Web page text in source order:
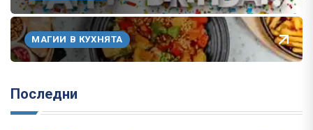
МАГИИ В КУХНЯТА
Последни